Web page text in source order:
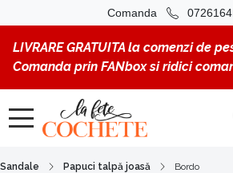
Comanda
LIVRARE GRATUITA la comenzi de
Comanda prin FANbox si ridici
Sandale Papuci talpă joasă Bordo